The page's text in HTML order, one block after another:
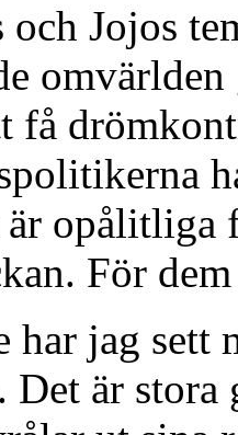
och Jojos
få
är opålitliga
För
jag sett
Det är